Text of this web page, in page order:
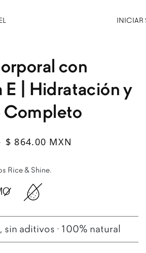
INICIAR
con
E | Hidratación y
$ 864.00 MXN
Rice & Shine.
aditivos · 100% natural